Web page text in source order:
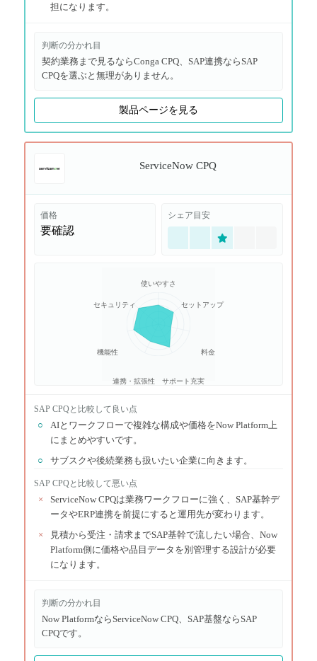
担になります。
判断の分かれ目
契約業務まで見るならConga CPQ、SAP連携ならSAP
CPQを選ぶと無理がありません。
製品ページを見る
ServiceNow CPQ
価格
要確認
シェア目安
使いやすさ
セットアップ
料金
サポート充実
連携・拡張性
機能性
セキュリティ
SAP CPQ と比較して良い点
○
AIとワークフローで複雑な構成や価格をNow Platform上
にまとめやすいです。
○
サブスクや後続業務も扱いたい企業に向きます。
SAP CPQ と比較して悪い点
×
ServiceNow CPQは業務ワークフローに強く、SAP基幹デ
ータやERP連携を前提にすると運用先が変わります。
×
見積から受注・請求までSAP基幹で流したい場合、Now
Platform側に価格や品目データを別管理する設計が必要
になります。
判断の分かれ目
Now PlatformならServiceNow CPQ、SAP基盤ならSAP
CPQです。